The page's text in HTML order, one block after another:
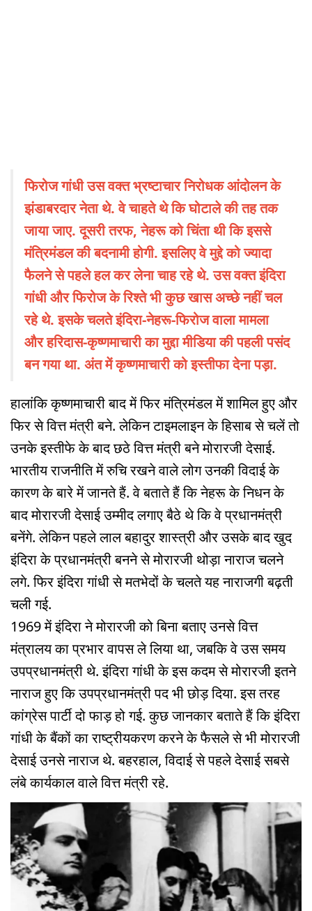
फिरोज गांधी उस वक्त भ्रष्टाचार निरोधक आंदोलन के
झंडाबरदार नेता थे. वे चाहते थे कि घोटाले की तह तक
जाया जाए. दूसरी तरफ, नेहरू को चिंता थी कि इससे
मंत्रिमंडल की बदनामी होगी. इसलिए वे मुद्दे को ज्यादा
फैलने से पहले हल कर लेना चाह रहे थे. उस वक्त इंदिरा
गांधी और फिरोज के रिश्ते भी कुछ खास अच्छे नहीं चल
रहे थे. इसके चलते इंदिरा-नेहरू-फिरोज वाला मामला
और हरिदास-कृष्णमाचारी का मुद्दा मीडिया की पहली पसंद
बन गया था. अंत में कृष्णमाचारी को इस्तीफा देना पड़ा.
हालांकि कृष्णमाचारी बाद में फिर मंत्रिमंडल में शामिल हुए और
फिर से वित्त मंत्री बने. लेकिन टाइमलाइन के हिसाब से चलें तो
उनके इस्तीफे के बाद छठे वित्त मंत्री बने मोरारजी देसाई.
भारतीय राजनीति में रुचि रखने वाले लोग उनकी विदाई के
कारण के बारे में जानते हैं. वे बताते हैं कि नेहरू के निधन के
बाद मोरारजी देसाई उम्मीद लगाए बैठे थे कि वे प्रधानमंत्री
बनेंगे. लेकिन पहले लाल बहादुर शास्त्री और उसके बाद खुद
इंदिरा के प्रधानमंत्री बनने से मोरारजी थोड़ा नाराज चलने
लगे. फिर इंदिरा गांधी से मतभेदों के चलते यह नाराजगी बढ़ती
चली गई.
1969 में इंदिरा ने मोरारजी को बिना बताए उनसे वित्त
मंत्रालय का प्रभार वापस ले लिया था, जबकि वे उस समय
उपप्रधानमंत्री थे. इंदिरा गांधी के इस कदम से मोरारजी इतने
नाराज हुए कि उपप्रधानमंत्री पद भी छोड़ दिया. इस तरह
कांग्रेस पार्टी दो फाड़ हो गई. कुछ जानकार बताते हैं कि इंदिरा
गांधी के बैंकों का राष्ट्रीयकरण करने के फैसले से भी मोरारजी
देसाई उनसे नाराज थे. बहरहाल, विदाई से पहले देसाई सबसे
लंबे कार्यकाल वाले वित्त मंत्री रहे.